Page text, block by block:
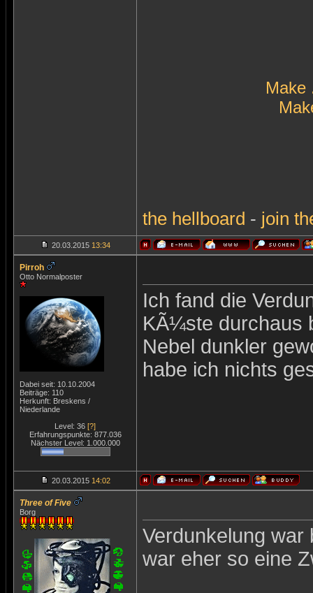
Make
the hellboard - join
20.03.2015 13:34
Pirroh
Otto Normalposter
Dabei seit: 10.10.2004
Beiträge: 110
Herkunft: Breskens /
Niederlande
Level: 36 [?]
Erfahrungspunkte: 877.036
Nächster Level: 1.000.000
Ich fand die
KÃ¼ste durchaus
Nebel dunkler
habe ich nichts
20.03.2015 14:02
Three of Five
Borg
Verdunkelung war
war eher so eine